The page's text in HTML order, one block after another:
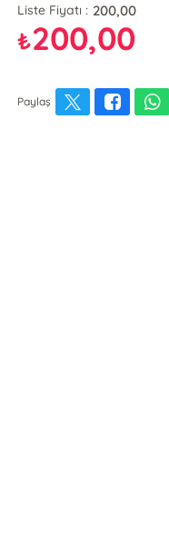
Liste Fiyatı : 200,00
₺200,00
Paylaş